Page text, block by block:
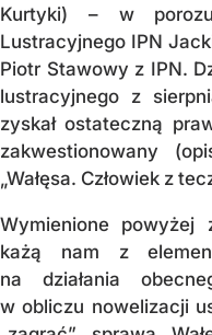
Kurtyki) – w
Lustracyjnego IPN
Piotr Stawowy z IPN.
lustracyjnego z
zyskał ostateczną
zakwestionowany
„Wałęsa. Człowiek z
Wymienione
każą nam z
na działania
w obliczu nowelizacji